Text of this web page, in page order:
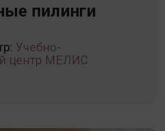
пилинги
Учебно-
центр МЕЛИС